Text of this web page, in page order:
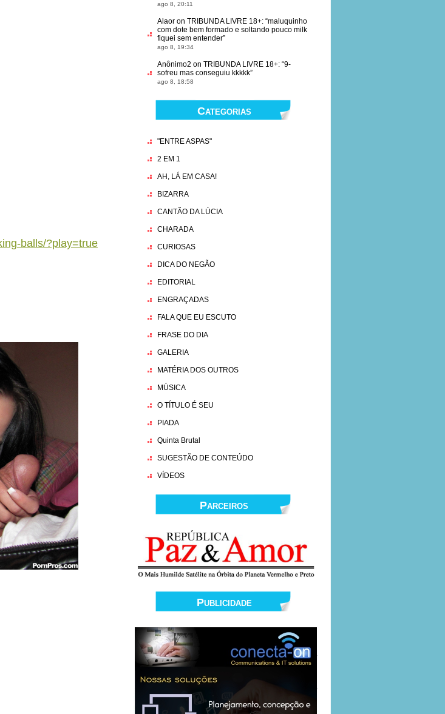
balls/?play=true
ago 8, 20:11
Alaor on TRIBUNDA LIVRE 18+: “maluquinho
com dote bem formado e soltando pouco milk
fiquei sem entender”
ago 8, 19:34
Anônimo2 on TRIBUNDA LIVRE 18+: “9-
sofreu mas conseguiu kkkkk”
ago 8, 18:58
Categorias
"ENTRE ASPAS"
2 EM 1
AH, LÁ EM CASA!
BIZARRA
CANTÃO DA LÚCIA
CHARADA
CURIOSAS
DICA DO NEGÃO
EDITORIAL
ENGRAÇADAS
FALA QUE EU ESCUTO
FRASE DO DIA
GALERIA
MATÉRIA DOS OUTROS
MÚSICA
O TÍTULO É SEU
PIADA
Quinta Brutal
SUGESTÃO DE CONTEÚDO
VÍDEOS
Parceiros
Publicidade